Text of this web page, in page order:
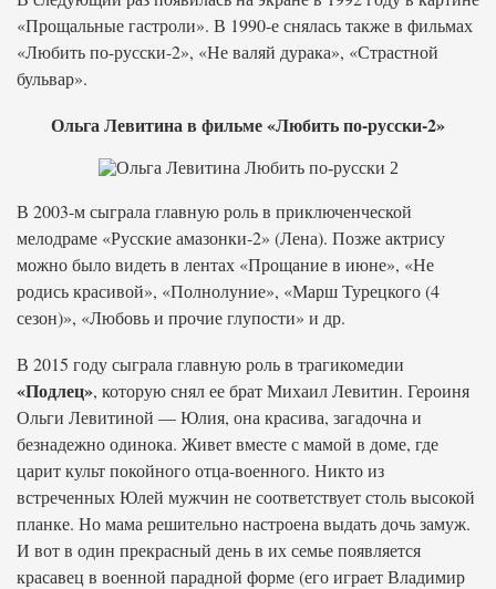
«Прощальные гастроли». В 1990-е снялась также в фильмах
«Любить по-русски-2», «Не валяй дурака», «Страстной
бульвар».
Ольга Левитина в фильме «Любить по-русски-2»
В 2003-м сыграла главную роль в приключенческой
мелодраме «Русские амазонки-2» (Лена). Позже актрису
можно было видеть в лентах «Прощание в июне», «Не
родись красивой», «Полнолуние», «Марш Турецкого (4
сезон)», «Любовь и прочие глупости» и др.
В 2015 году сыграла главную роль в трагикомедии
«Подлец», которую снял ее брат Михаил Левитин. Героиня
Ольги Левитиной — Юлия, она красива, загадочна и
безнадежно одинока. Живет вместе с мамой в доме, где
царит культ покойного отца-военного. Никто из
встреченных Юлей мужчин не соответствует столь высокой
планке. Но мама решительно настроена выдать дочь замуж.
И вот в один прекрасный день в их семье появляется
красавец в военной парадной форме (его играет Владимир